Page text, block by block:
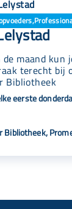
,
de maand
terecht bij
Bibliotheek
eerste
Bibliotheek,